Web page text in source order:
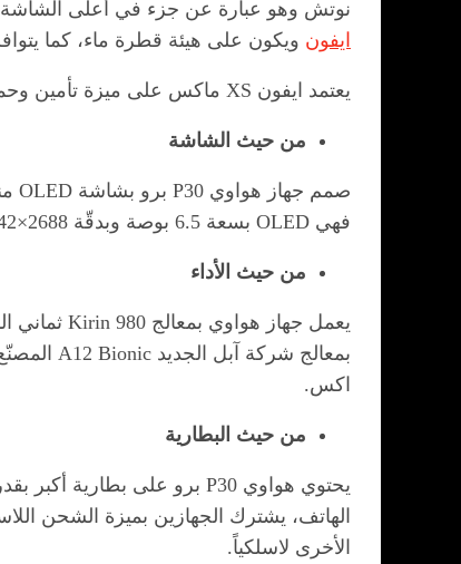
نوتش وهو عبارة عن جزء في أعلى الشاشة
ايفون ويكون على هيئة قطرة ماء، كما
يعتمد ايفون XS ماكس على ميزة تأمين وحماية الجهاز عبر بصمة الوجه فقط مع عدم وجود مستشعر للبصمات الذي يتواجد في جهاز هواوي P30 برو.
من حيث الشاشة
فهي OLED بسعة 6.5 بوصة وبدقّة 2688×1242 بكسل وكثافة 458 بكسل/بوصة كما تتميز بوجود ميزة 3D touch.
من حيث الأداء
يعمل جهاز هواوي بمعالج Kirin 980 ثماني النواة بتقنية 7 نانومتر؛ الذي يعتبر من أقوى معالجات شركة
اكس.
من حيث البطارية
الهاتف، يشترك الجهازين بميزة الشحن
الأخرى لاسلكياً.